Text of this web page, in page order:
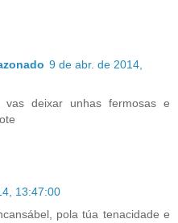
9 de abr. de 2014,
deixar unhas fermosas e
13:47:00
pola túa tenacidade e